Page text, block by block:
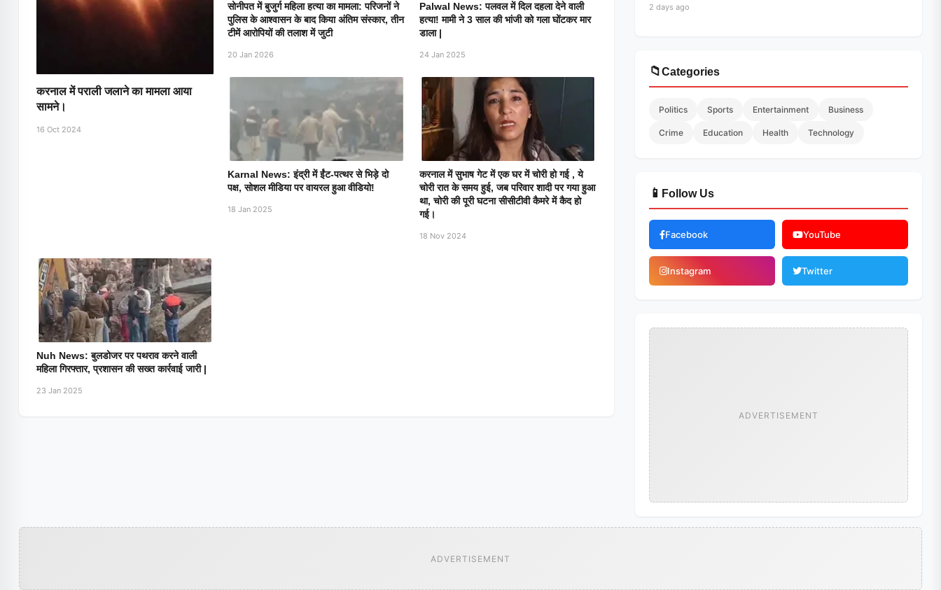
करनाल में पराली जलाने का मामला आया
सामने।
16 Oct 2024
सोनीपत में बुजुर्ग महिला हत्या का मामला: परिजनों ने
पुलिस के आश्वासन के बाद किया अंतिम संस्कार, तीन
टीमें आरोपियों की तलाश में जुटी
20 Jan 2026
Palwal News: पलवल में दिल दहला देने वाली
हत्या! मामी ने 3 साल की भांजी को गला घोंटकर मार
डाला |
24 Jan 2025
Karnal News: इंद्री में ईंट-पत्थर से भिड़े दो
पक्ष, सोशल मीडिया पर वायरल हुआ वीडियो!
18 Jan 2025
करनाल में सुभाष गेट में एक घर में चोरी हो गई , ये
चोरी रात के समय हुई, जब परिवार शादी पर गया हुआ
था, चोरी की पूरी घटना सीसीटीवी कैमरे में कैद हो
गई।
18 Nov 2024
Nuh News: बुलडोजर पर पथराव करने वाली
महिला गिरफ्तार, प्रशासन की सख्त कार्रवाई जारी |
23 Jan 2025
2 days ago
📁Categories
Politics Sports Entertainment Business
Crime Education Health Technology
📱 Follow Us
Facebook YouTube
Instagram Twitter
ADVERTISEMENT
ADVERTISEMENT